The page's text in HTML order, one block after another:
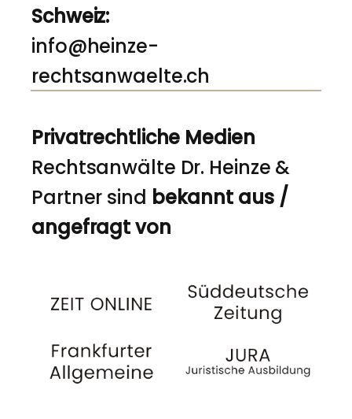
Schweiz:
info@heinze-
rechtsanwaelte.ch
Privatrechtliche Medien
Rechtsanwälte Dr. Heinze &
Partner sind bekannt aus /
angefragt von